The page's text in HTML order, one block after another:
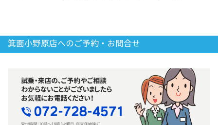
箕面小野原店へのご予約・お問合せ